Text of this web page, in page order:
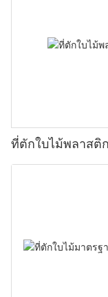
ที่ตักใบไม้พลาสติ